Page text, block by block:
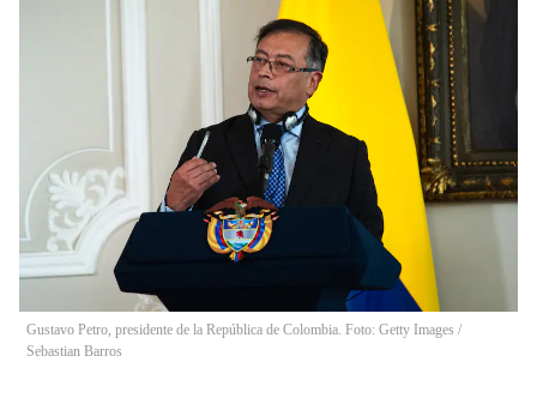
Gustavo Petro, presidente de la República de Colombia. Foto: Getty Images /
Sebastian Barros